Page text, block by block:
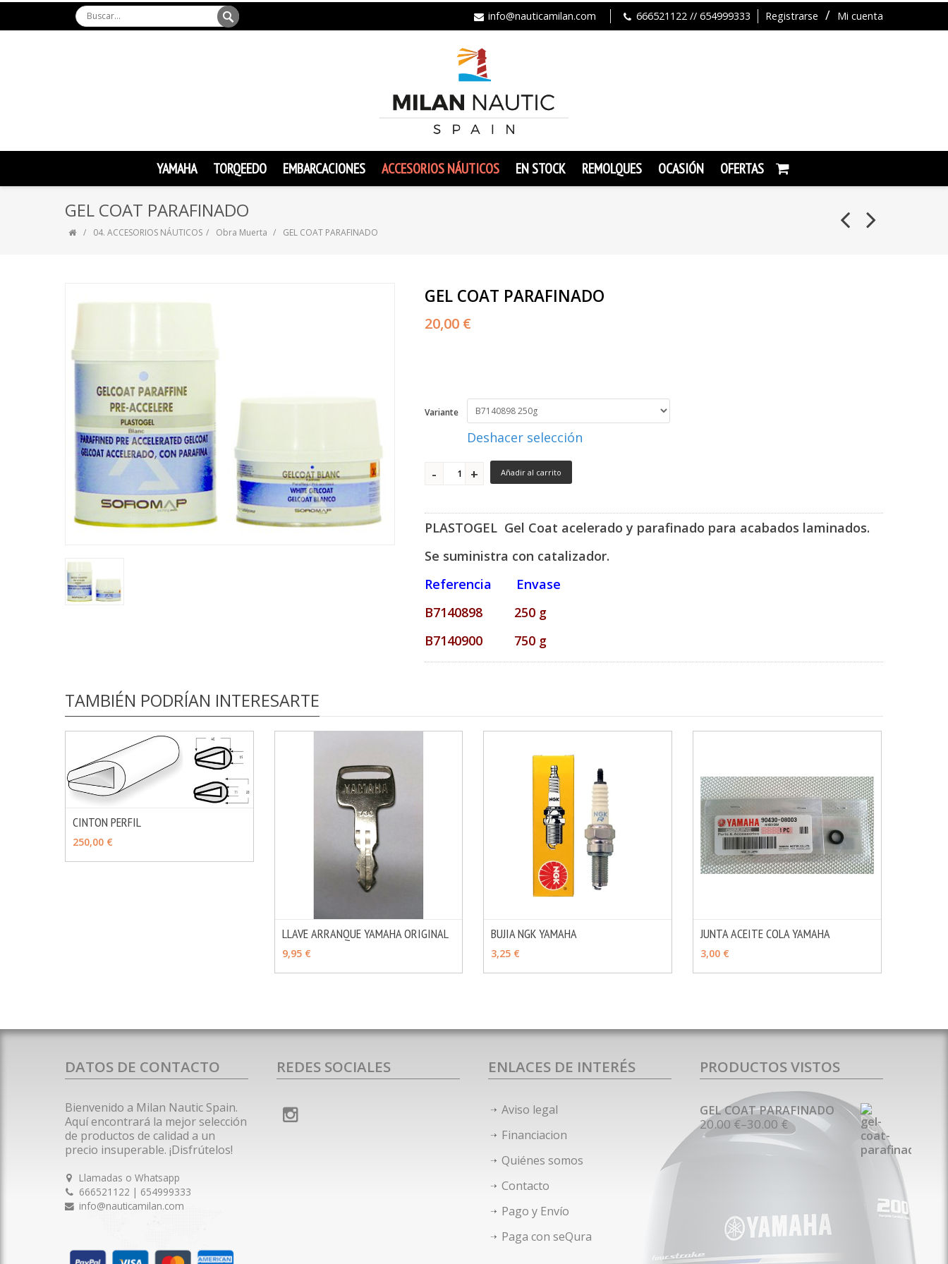
Registrarse Mi cuenta
info@nauticamilan.com 666521122 // 654999333
YAMAHA TORQEEDO EMBARCACIONES ACCESORIOS NÁUTICOS EN STOCK REMOLQUES OCASIÓN OFERTAS
GEL COAT PARAFINADO
04. ACCESORIOS NÁUTICOS Obra Muerta GEL COAT PARAFINADO
GEL COAT PARAFINADO
20,00 €
Variante
Deshacer selección
Añadir al carrito
PLASTOGEL Gel Coat acelerado y parafinado para acabados laminados.
Se suministra con catalizador.
Referencia Envase
B7140898 250 g
B7140900 750 g
TAMBIÉN PODRÍAN INTERESARTE
CINTON PERFIL
250,00 €
LLAVE ARRANQUE YAMAHA ORIGINAL
9,95 €
BUJIA NGK YAMAHA
3,25 €
JUNTA ACEITE COLA YAMAHA
3,00 €
DATOS DE CONTACTO
Bienvenido a Milan Nautic Spain.
Aquí encontrará la mejor selección
de productos de calidad a un
precio insuperable. ¡Disfrútelos!
Llamadas o Whatsapp
666521122 | 654999333
info@nauticamilan.com
REDES SOCIALES ENLACES DE INTERÉS
Aviso legal
Financiacion
Quiénes somos
Contacto
Pago y Envío
Paga con seQura
PRODUCTOS VISTOS
GEL COAT PARAFINADO
20.00 €–30.00 €